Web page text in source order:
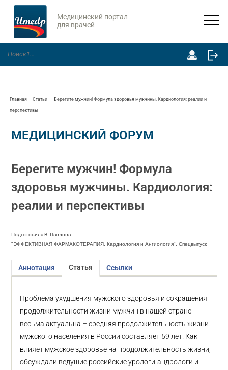
Медицинский портал
для врачей
Главная Статьи Берегите мужчин! Формула здоровья мужчины. Кардиология: реалии и
перспективы
МЕДИЦИНСКИЙ ФОРУМ
Берегите мужчин! Формула
здоровья мужчины. Кардиология:
реалии и перспективы
Подготовила В. Павлова
"ЭФФЕКТИВНАЯ ФАРМАКОТЕРАПИЯ. Кардиология и Ангиология". Спецвыпуск
Аннотация Статья Ссылки
Проблема ухудшения мужского здоровья и сокращения
продолжительности жизни мужчин в нашей стране
весьма актуальна – средняя продолжительность жизни
мужского населения в России составляет 59 лет. Как
влияет мужское здоровье на продолжительность жизни,
обсуждали ведущие российские урологи-андрологи и